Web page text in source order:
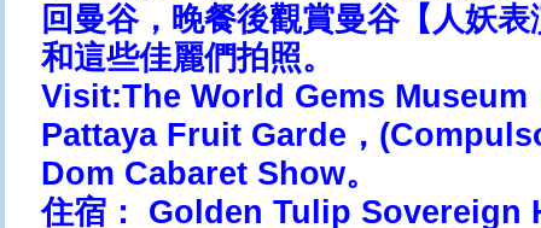
回曼谷，晚餐後觀賞曼谷【人妖
和這些佳麗們拍照。
Visit:The World Gems
Pattaya Fruit Garde，
Dom Cabaret Show。
住宿： Golden Tulip Sovereign